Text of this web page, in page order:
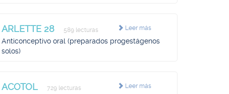
Leer más
ARLETTE 28 589 lecturas
Anticonceptivo oral (preparados progestágenos
solos)
Leer más
ACOTOL 729 lecturas